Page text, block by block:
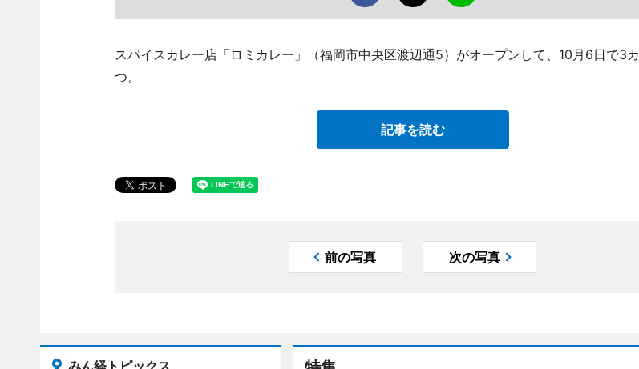
スパイスカレー店「ロミカレー」（福岡市中央区渡辺通5）がオープンして、10月6日で3
つ。
記事を読む
前の写真 次の写真